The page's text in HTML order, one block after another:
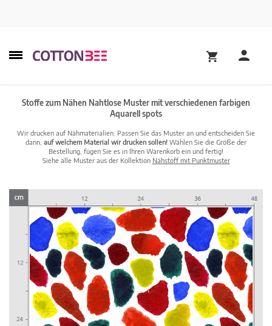
Stoffe zum Nähen Nahtlose Muster mit verschiedenen farbigen
Aquarell spots
Wir drucken auf Nähmaterialien. Passen Sie das Muster an und entscheiden Sie
dann, auf welchem Material wir drucken sollen! Wählen Sie die Größe der
Bestellung, fügen Sie es in Ihren Warenkorb ein und fertig!
Siehe alle Muster aus der Kollektion Nähstoff mit Punktmuster